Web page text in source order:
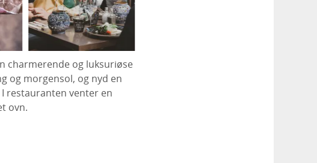
charmerende og luksuriøse
og morgensol, og nyd en
restauranten venter en
ovn.